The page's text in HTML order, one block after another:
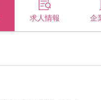
求人情報 企